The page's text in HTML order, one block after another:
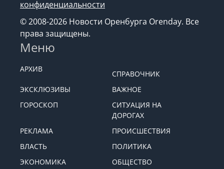
конфиденциальности
© 2008-2026 Новости Оренбурга Orenday. Все
права защищены.
Меню
АРХИВ
СПРАВОЧНИК
ЭКСКЛЮЗИВЫ
ВАЖНОЕ
ГОРОСКОП
СИТУАЦИЯ НА
ДОРОГАХ
РЕКЛАМА
ПРОИСШЕСТВИЯ
ВЛАСТЬ
ПОЛИТИКА
ЭКОНОМИКА
ОБЩЕСТВО